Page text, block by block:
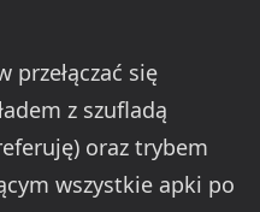
przełączać się
z szufladą
oraz trybem
wszystkie apki po